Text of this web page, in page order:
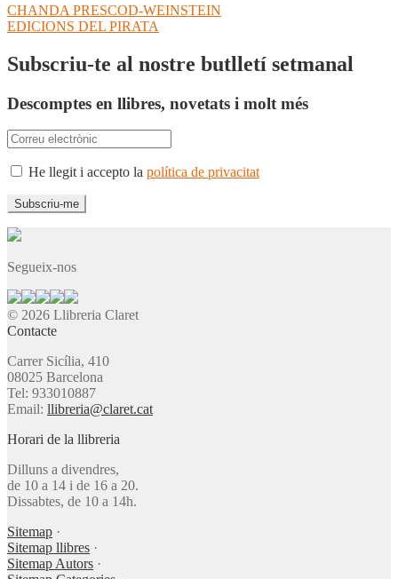
Navegació
d'entrades
Entrada
anterior:
CHANDA PRESCOD-WEINSTEIN
Pròxima
EDICIONS DEL PIRATA
Subscriu-te al nostre butlletí setmanal
Descomptes en llibres, novetats i molt més
He llegit i accepto la política de privacitat
Segueix-nos
© 2026 Llibreria Claret
Contacte
Carrer Sicília, 410
08025 Barcelona
Tel: 933010887
Email: llibreria@claret.cat
Horari de la llibreria
Dilluns a divendres,
de 10 a 14 i de 16 a 20.
Dissabtes, de 10 a 14h.
Sitemap ·
Sitemap llibres ·
Sitemap Autors ·